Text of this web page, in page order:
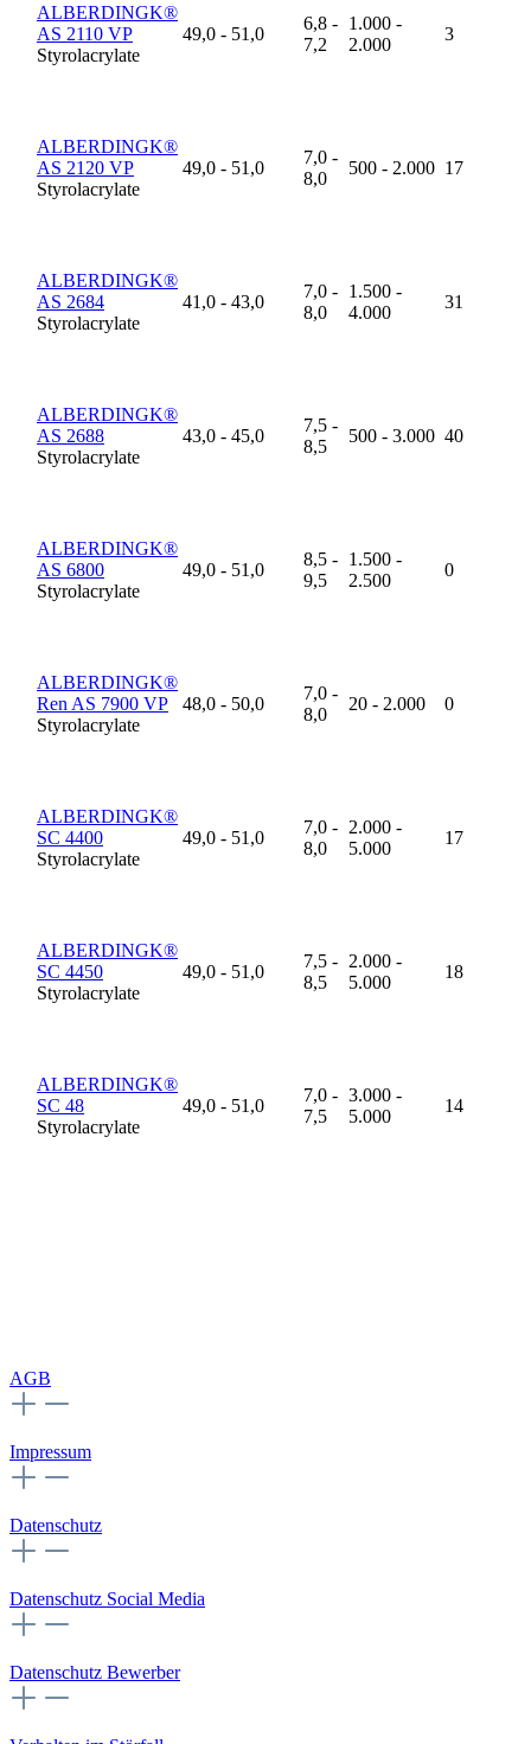
ALBERDINGK®
AS 2110 VP
Styrolacrylate
49,0 - 51,0
6,8 -
7,2
1.000 -
2.000
3
ALBERDINGK®
AS 2120 VP
Styrolacrylate
49,0 - 51,0
7,0 -
8,0
500 - 2.000 17
ALBERDINGK®
AS 2684
Styrolacrylate
41,0 - 43,0
7,0 -
8,0
1.500 -
4.000
31
ALBERDINGK®
AS 2688
Styrolacrylate
43,0 - 45,0
7,5 -
8,5
500 - 3.000 40
ALBERDINGK®
AS 6800
Styrolacrylate
49,0 - 51,0
8,5 -
9,5
1.500 -
2.500
0
ALBERDINGK®
Ren AS 7900 VP
Styrolacrylate
48,0 - 50,0
7,0 -
8,0
20 - 2.000 0
ALBERDINGK®
SC 4400
Styrolacrylate
49,0 - 51,0
7,0 -
8,0
2.000 -
5.000
17
ALBERDINGK®
SC 4450
Styrolacrylate
49,0 - 51,0
7,5 -
8,5
2.000 -
5.000
18
ALBERDINGK®
SC 48
Styrolacrylate
49,0 - 51,0
7,0 -
7,5
3.000 -
5.000
14
AGB
Impressum
Datenschutz
Datenschutz Social Media
Datenschutz Bewerber